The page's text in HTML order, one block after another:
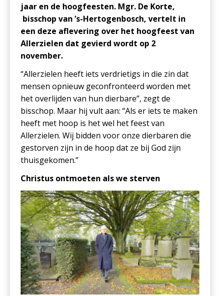
jaar en de hoogfeesten. Mgr. De Korte,
bisschop van ’s-Hertogenbosch, vertelt in
een deze aflevering over het hoogfeest van
Allerzielen dat gevierd wordt op 2
november.
“Allerzielen heeft iets verdrietigs in die zin dat
mensen opnieuw geconfronteerd worden met
het overlijden van hun dierbare”, zegt de
bisschop. Maar hij vult aan: “Als er iets te maken
heeft met hoop is het wel het feest van
Allerzielen. Wij bidden voor onze dierbaren die
gestorven zijn in de hoop dat ze bij God zijn
thuisgekomen.”
Christus ontmoeten als we sterven